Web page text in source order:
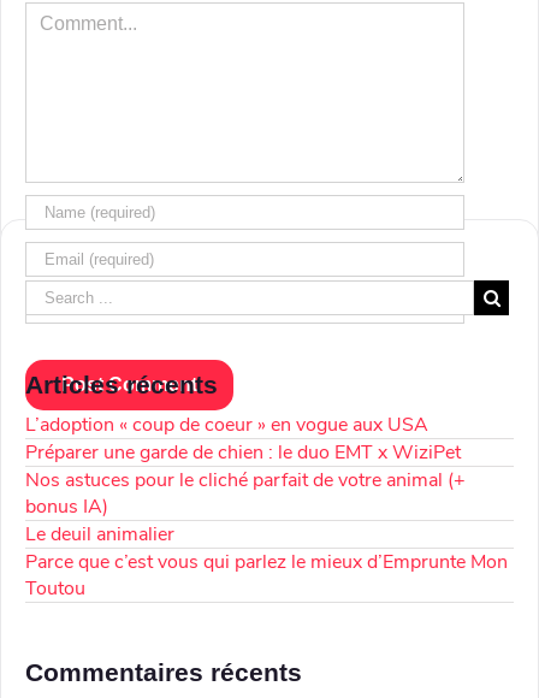
Comment
Articles récents
L’adoption « coup de coeur » en vogue aux USA
Préparer une garde de chien : le duo EMT x WiziPet
Nos astuces pour le cliché parfait de votre animal (+
bonus IA)
Le deuil animalier
Parce que c’est vous qui parlez le mieux d’Emprunte Mon
Toutou
Commentaires récents